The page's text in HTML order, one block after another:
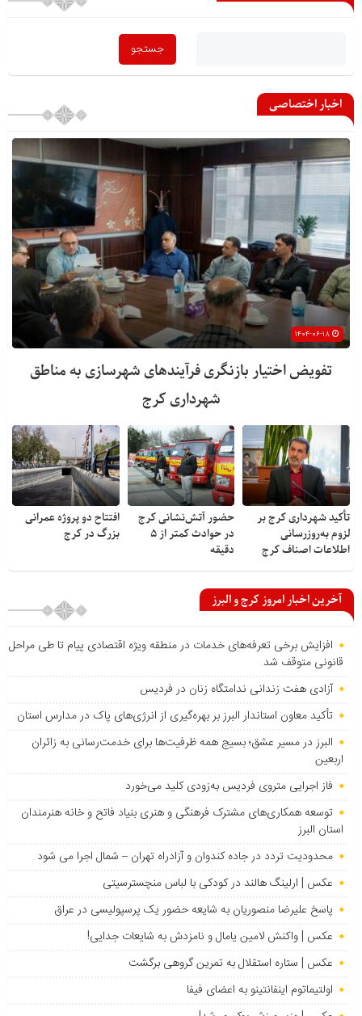
اخبار اختصاصی
تفویض اختیار بازنگری فرآیندهای شهرسازی به مناطق
شهرداری کرج
تأکید شهرداری کرج بر
لزوم به‌روزرسانی
اطلاعات اصناف کرج
حضور آتش‌نشانی کرج
در حوادث کمتر از ۵
دقیقه
افتتاح دو پروژه عمرانی
بزرگ در کرج
آخرین اخبار امروز کرج و البرز
افزایش برخی تعرفه‌های خدمات در منطقه ویژه اقتصادی پیام تا طی مراحل
قانونی متوقف شد
آزادی هفت زندانی ندامتگاه زنان در فردیس
تأکید معاون استاندار البرز بر بهره‌گیری از انرژی‌های پاک در مدارس استان
البرز در مسیر عشق؛ بسیج همه ظرفیت‌ها برای خدمت‌رسانی به زائران
اربعین
فاز اجرایی متروی فردیس به‌زودی کلید می‌خورد
توسعه همکاری‌های مشترک فرهنگی و هنری بنیاد فاتح و خانه هنرمندان
استان البرز
محدودیت تردد در جاده کندوان و آزادراه تهران – شمال اجرا می شود
عکس | ارلینگ هالند در کودکی با لباس منچسترسیتی
پاسخ علیرضا منصوریان به شایعه حضور یک پرسپولیسی در عراق
عکس | واکنش لامین یامال و نامزدش به شایعات جدایی!
عکس | ستاره استقلال به تمرین گروهی برگشت
اولتیماتوم اینفانتینو به اعضای فیفا